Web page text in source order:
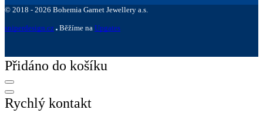
© 2018 - 2026 Bohemia Garnet Jewellery a.s.
sniperdesign.cz Běžíme na Upgates
Přidáno do košíku
Rychlý kontakt